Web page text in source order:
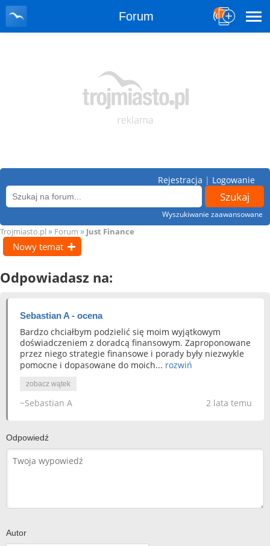
Forum
Wyszukiwanie zaawansowane
Rejestracja | Logowanie
Trojmiasto.pl » Forum » Just Finance
Nowy temat
Odpowiadasz na:
Sebastian A - ocena
Bardzo chciałbym podzielić się moim wyjątkowym
doświadczeniem z doradcą finansowym. Zaproponowane
przez niego strategie finansowe i porady były niezwykle
pomocne i dopasowane do moich... rozwiń
zobacz wątek
2 lata temu
~Sebastian A
Odpowiedź
Autor